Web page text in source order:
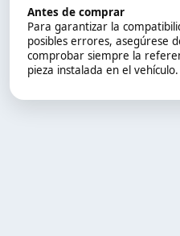
Antes de comprar
Para garantizar la
posibles errores, asegúrese
comprobar siempre la
pieza instalada en el vehículo.